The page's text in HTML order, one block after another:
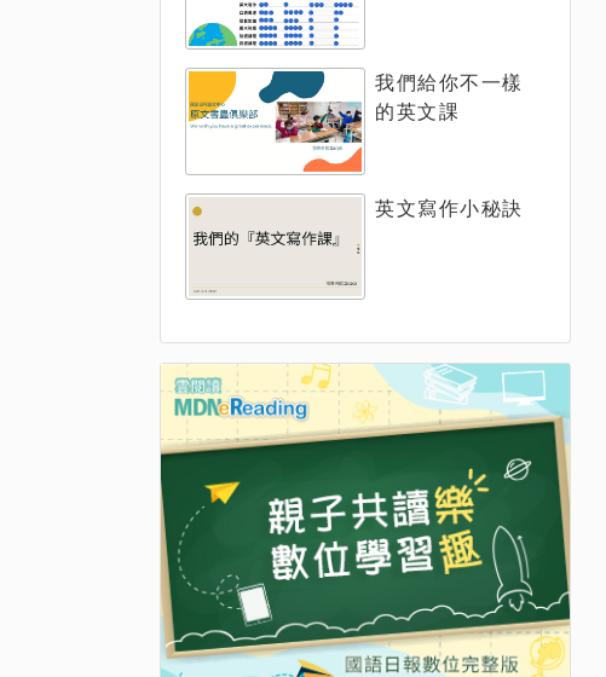
我們給你不一樣
的英文課
英文寫作小秘訣